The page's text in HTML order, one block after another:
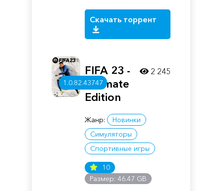
Скачать торрент
1.0.82.43747
FIFA 23 -
Ultimate
Edition
Жанр:
Новинки
Симуляторы
Спортивные игры
10
Размер: 46.47 GB
2 245